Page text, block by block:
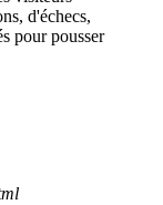
d'échecs,
pour pousser